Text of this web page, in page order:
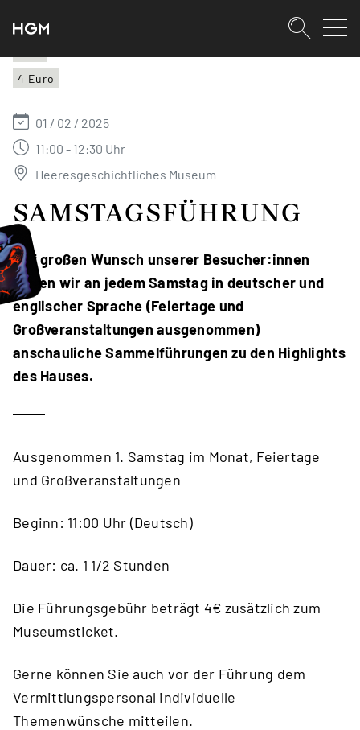
SKIPLINKS
4 Euro
01 / 02 / 2025
11:00 - 12:30 Uhr
Heeresgeschichtliches Museum
SAMSTAGSFÜHRUNG
Auf großen Wunsch unserer Besucher:innen
bieten wir an jedem Samstag in deutscher und
englischer Sprache (Feiertage und
Großveranstaltungen ausgenommen)
anschauliche Sammelführungen zu den Highlights
des Hauses.
Ausgenommen 1. Samstag im Monat, Feiertage
und Großveranstaltungen
Beginn: 11:00 Uhr (Deutsch)
Dauer: ca. 1 1/2 Stunden
Die Führungsgebühr beträgt 4€ zusätzlich zum
Museumsticket.
Gerne können Sie auch vor der Führung dem
Vermittlungspersonal individuelle
Themenwünsche mitteilen.